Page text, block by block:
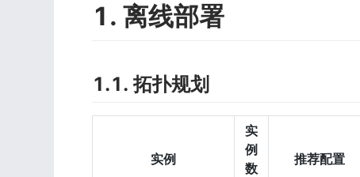
1. 离线部署
1.1. 拓扑规划
实例
实
例
数
推荐配置